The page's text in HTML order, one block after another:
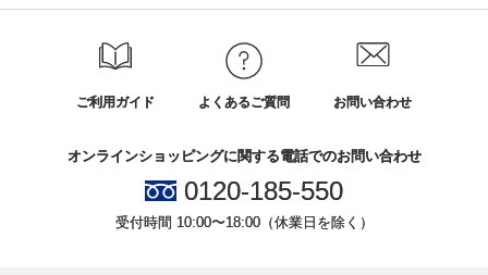
ご利用ガイド よくあるご質問 お問い合わせ
オンラインショッピングに関する電話でのお問い合わせ
0120-185-550
受付時間 10:00〜18:00（休業日を除く）